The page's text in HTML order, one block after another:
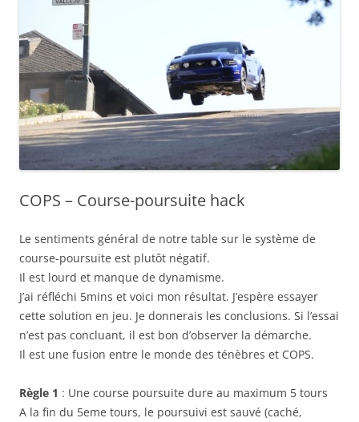
COPS – Course-poursuite hack
Le sentiments général de notre table sur le système de
course-poursuite est plutôt négatif.
Il est lourd et manque de dynamisme.
J’ai réfléchi 5mins et voici mon résultat. J’espère essayer
cette solution en jeu. Je donnerais les conclusions. Si l’essai
n’est pas concluant, il est bon d’observer la démarche.
Il est une fusion entre le monde des ténèbres et COPS.
Règle 1 : Une course poursuite dure au maximum 5 tours
A la fin du 5eme tours, le poursuivi est sauvé (caché,